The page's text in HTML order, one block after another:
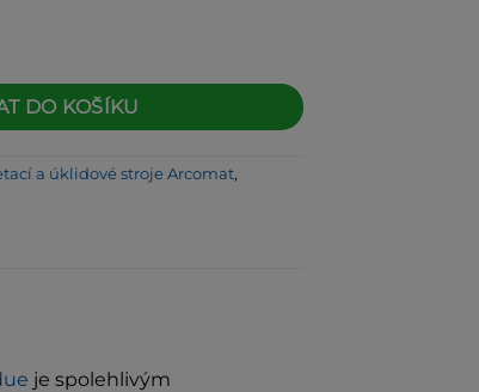
One 850STH množství
DO KOŠÍKU
a úklidové stroje Arcomat,
je spolehlivým